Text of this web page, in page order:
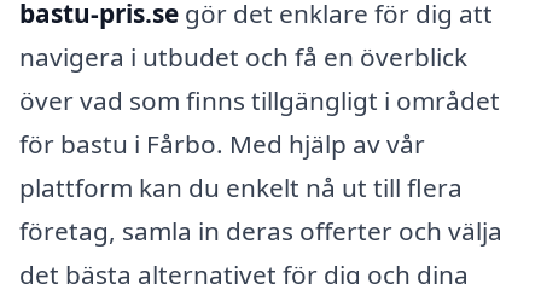
bastu-pris.se gör det enklare för dig att
navigera i utbudet och få en överblick
över vad som finns tillgängligt i området
för bastu i Fårbo. Med hjälp av vår
plattform kan du enkelt nå ut till flera
företag, samla in deras offerter och välja
det bästa alternativet för dig och dina